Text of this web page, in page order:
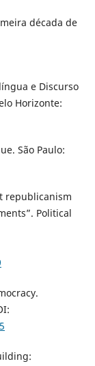
década de
e Discurso
Horizonte:
São Paulo:
republicanism
Political